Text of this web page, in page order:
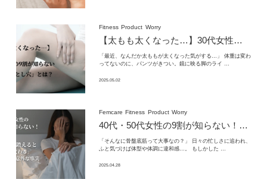
Fitness Product Worry
【太もも太くなった…】 30代女性の9割が知らない
「最近、なんだか太ももが太くなった気がする…」 体重は変わ
ってないのに、パンツがきつい。鏡に映る脚のライ …
2025.05.02
Femcare Fitness Product Worry
40代・50代女性の9割が知らない！
骨盤
「そんなに骨盤底筋って大事なの？」 日々の忙しさに追われ、
ふと気づけば体型や体調に違和感…。 もしかした …
2025.04.28